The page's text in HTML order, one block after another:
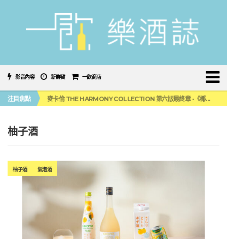
影音內容 新鮮貨 一飲商店
注目焦點
美國正式恢復蘇格蘭威士忌零關稅！烈酒產業再次迎來重磅利多
麥卡倫 THE HARMONY COLLECTION 第六版最終章 -《椰風煖韻》
角嗨尬炸物X爽快這一步，角瓶攜手頂呱呱 全新套餐限時登場
柚子酒
柚子酒 氣泡酒